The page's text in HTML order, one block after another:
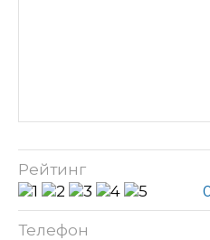
Рейтинг
Телефон